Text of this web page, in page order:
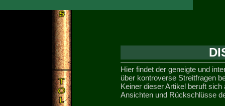
Hier findet der geneigte und
über kontroverse Streitfragen
Keiner dieser Artikel beruft
Ansichten und Rückschlüsse